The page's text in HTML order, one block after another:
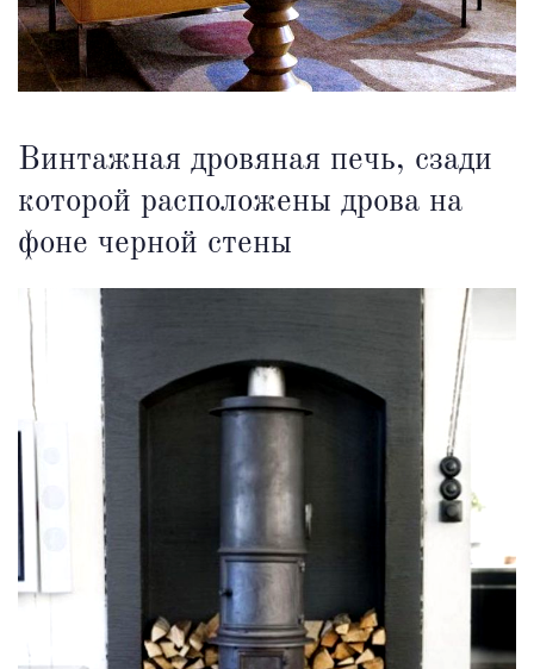
Винтажная дровяная печь, сзади
которой расположены дрова на
фоне черной стены